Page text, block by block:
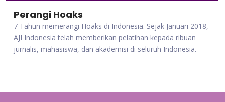
Perangi Hoaks
7 Tahun memerangi Hoaks di Indonesia. Sejak Januari 2018,
AJI Indonesia telah memberikan pelatihan kepada ribuan
jurnalis, mahasiswa, dan akademisi di seluruh Indonesia.